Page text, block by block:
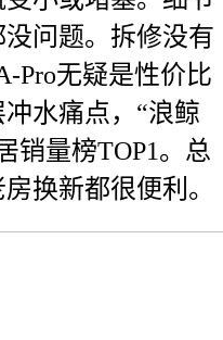
问题。拆修没有
Pro无疑是性价比
水痛点，“浪鲸
销量榜TOP1。总
换新都很便利。